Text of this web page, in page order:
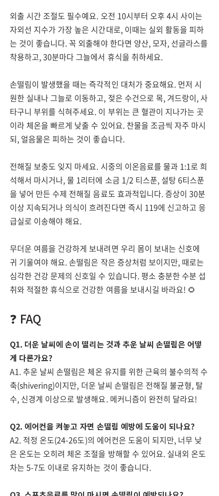
외출 시간 조절도 필수예요. 오전 10시부터 오후 4시 사이는
자외선 지수가 가장 높은 시간대로, 이때는 실외 활동을 피하
는 것이 좋습니다. 꼭 외출해야 한다면 양산, 모자, 선글라스를
착용하고, 30분마다 그늘에서 휴식을 취하세요.
손떨림이 발생했을 때는 즉각적인 대처가 중요해요. 먼저 시
원한 실내나 그늘로 이동하고, 젖은 수건으로 목, 겨드랑이, 사
타구니 부위를 식혀주세요. 이 부위는 큰 혈관이 지나가는 곳
이라 체온을 빠르게 낮출 수 있어요. 찬물을 조금씩 자주 마시
되, 얼음물은 피하는 것이 좋습니다.
전해질 보충도 잊지 마세요. 시중의 이온음료를 물과 1:1로 희
석해서 마시거나, 물 1리터에 소금 1/2 티스푼, 설탕 6티스푼
을 넣어 만든 수제 전해질 음료도 효과적입니다. 증상이 30분
이상 지속되거나 의식이 흐려진다면 즉시 119에 신고하고 응
급실로 이송해야 해요.
무더운 여름을 건강하게 보내려면 우리 몸이 보내는 신호에
귀 기울여야 해요. 손떨림은 작은 증상처럼 보이지만, 때로는
심각한 건강 문제의 신호일 수 있습니다. 평소 충분한 수분 섭
취와 적절한 휴식으로 건강한 여름을 보내시길 바라요! 🌻
❓ FAQ
Q1. 더운 날씨에 손이 떨리는 것과 추운 날씨 손떨림은 어떻
게 다른가요?
A1. 추운 날씨 손떨림은 체온 유지를 위한 근육의 불수의적 수
축(shivering)이지만, 더운 날씨 손떨림은 전해질 불균형, 탈
수, 신경계 이상으로 발생해요. 메커니즘이 완전히 달라요!
Q2. 에어컨을 켜놓고 자면 손떨림 예방에 도움이 되나요?
A2. 적정 온도(24-26도)의 에어컨은 도움이 되지만, 너무 낮
은 온도는 오히려 체온 조절을 방해할 수 있어요. 실내외 온도
차는 5-7도 이내로 유지하는 것이 좋습니다.